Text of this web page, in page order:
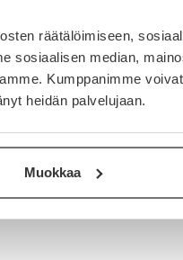
räätälöimiseen,
sosiaalisen median,
Kumppanimme
heidän palvelujaan.
Muokkaa